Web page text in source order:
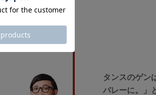
。
気に入りました。
トーリー▼
タンスのゲン
バレーに。」